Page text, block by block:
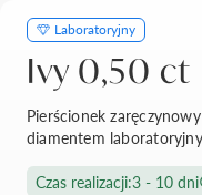
Pierścionki
Pomocne
Laboratoryjny
Ivy 0,50 ct
Pierścionek
diamentem
Czas realizacji:3 - 10 dni